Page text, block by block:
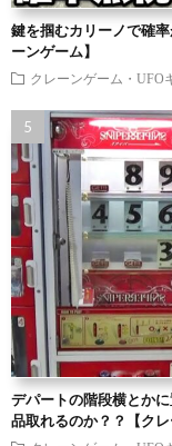
鍵を掴むカリーノで確
ーンゲーム】
クレーンゲーム・UFO
デパートの階段横とか
品取れるのか？？【クレ